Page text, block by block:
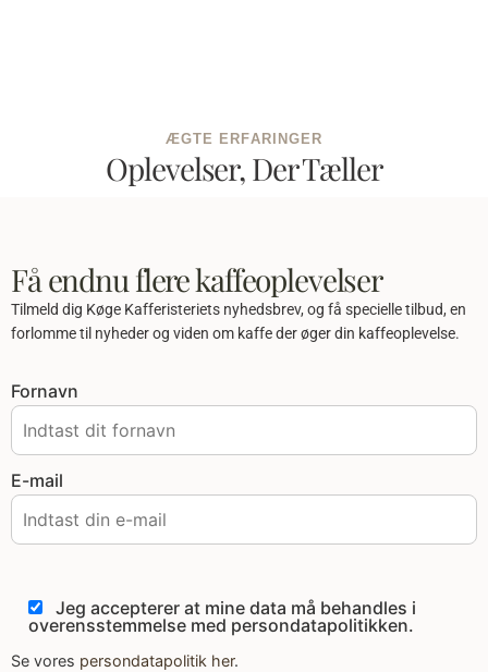
ÆGTE ERFARINGER
Oplevelser, Der Tæller
Få endnu flere kaffeoplevelser
Tilmeld dig Køge Kafferisteriets nyhedsbrev, og få specielle tilbud, en
forlomme til nyheder og viden om kaffe der øger din kaffeoplevelse.
Fornavn
E-mail
Jeg accepterer at mine data må behandles i
overensstemmelse med persondatapolitikken.
Se vores persondatapolitik her.